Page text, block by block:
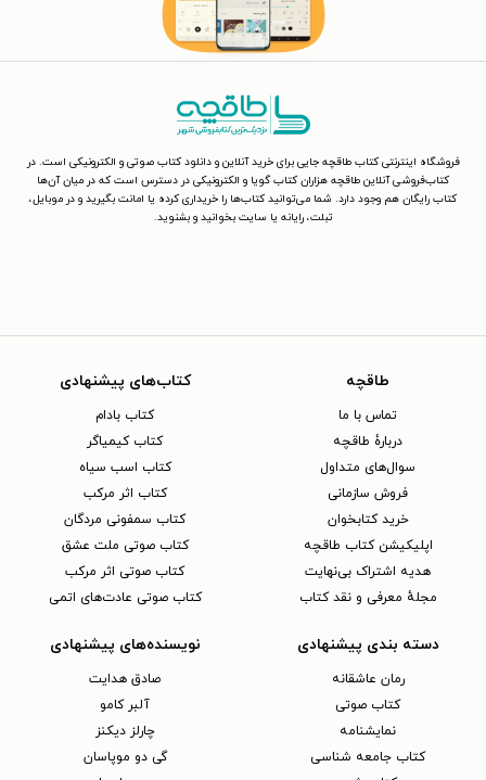
فروشگاه اینترنتی کتاب طاقچه جایی برای خرید آنلاین و دانلود کتاب صوتی و الکترونیکی است. در
کتاب‌فروشی آنلاین طاقچه هزاران کتاب گویا و الکترونیکی در دسترس است که در میان آن‌ها
کتاب رایگان هم وجود دارد. شما می‌توانید کتاب‌ها را خریداری کرده یا امانت بگیرید و در موبایل،
تبلت، رایانه یا سایت بخوانید و بشنوید.
طاقچه
تماس با ما
دربارهٔ طاقچه
سوال‌های متداول
فروش سازمانی
خرید کتابخوان
اپلیکیشن کتاب طاقچه
هدیه اشتراک بی‌نهایت
مجلهٔ معرفی و نقد کتاب
کتاب‌های پیشنهادی
کتاب بادام
کتاب کیمیاگر
کتاب اسب سیاه
کتاب اثر مرکب
کتاب سمفونی مردگان
کتاب صوتی ملت عشق
کتاب صوتی اثر مرکب
کتاب صوتی عادت‌های اتمی
دسته بندی پیشنهادی
رمان عاشقانه
کتاب‌ صوتی
نمایشنامه
کتاب جامعه شناسی
نویسنده‌های پیشنهادی
صادق هدایت
آلبر کامو
چارلز دیکنز
گی دو موپاسان